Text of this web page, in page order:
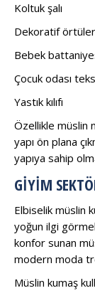
Koltuk şalı
Dekoratif örtüler
Bebek
Çocuk odası
Yastık kılıfı
Özellikle müslin
yapı ön plana
yapıya sahip
GIYIM
Elbiselik müslin
yoğun ilgi
konfor sunan
modern moda
Müslin kumaş